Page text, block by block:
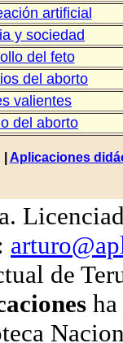
artificial
y sociedad
del feto
del aborto
valientes
del aborto
Aplicaciones
de